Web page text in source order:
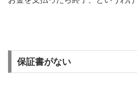
保証書がない